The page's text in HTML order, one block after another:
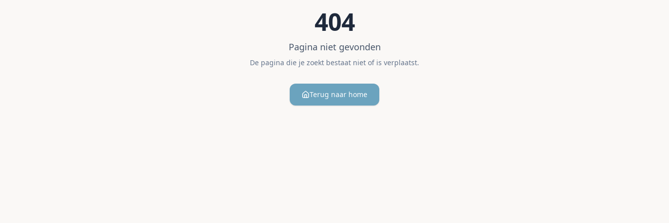
404
Pagina niet gevonden
De pagina die je zoekt bestaat niet of is verplaatst.
Terug naar home